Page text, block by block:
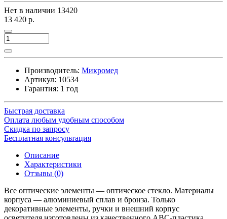
Нет в наличии 13420
13 420 р.
Производитель: Микромед
Артикул: 10534
Гарантия: 1 год
Быстрая доставка
Оплата любым удобным способом
Скидка по запросу
Бесплатная консультация
Описание
Характеристики
Отзывы (0)
Все оптические элементы — оптическое стекло. Материалы
корпуса — алюминиевый сплав и бронза. Только
декоративные элементы, ручки и внешний корпус